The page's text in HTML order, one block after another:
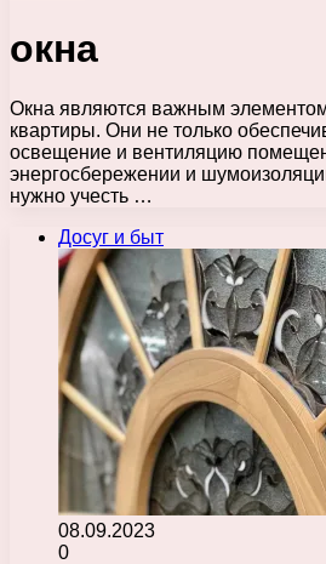
окна
Окна являются важным
квартиры. Они не только
освещение и вентиляцию
энергосбережении и
нужно учесть …
Досуг и быт
08.09.2023
0